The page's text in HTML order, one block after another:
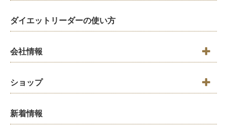
ダイエットリーダーの使い方
会社情報
ショップ
新着情報